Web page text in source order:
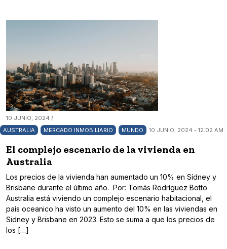
10 JUNIO, 2024 /
AUSTRALIA
MERCADO INMOBILIARIO MUNDO 10 JUNIO, 2024 - 12:02 AM
El complejo escenario de la vivienda en
Australia
Los precios de la vivienda han aumentado un 10% en Sídney y
Brisbane durante el último año. Por: Tomás Rodríguez Botto
Australia está viviendo un complejo escenario habitacional, el
país oceanico ha visto un aumento del 10% en las viviendas en
Sidney y Brisbane en 2023. Esto se suma a que los precios de
los […]